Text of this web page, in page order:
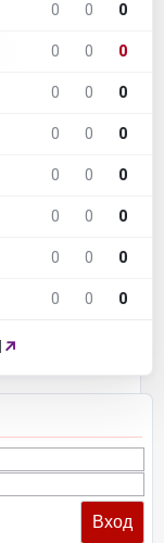
0 0 0
0 0 0
0 0 0
0 0 0
0 0 0
0 0 0
0 0 0
0 0 0
↗